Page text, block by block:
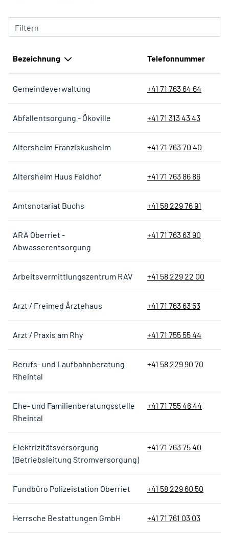
Filtern
Bezeichnung Telefonnummer
Gemeindeverwaltung +41 71 763 64 64
Abfallentsorgung - Ökoville +41 71 313 43 43
Altersheim Franziskusheim +41 71 763 70 40
Altersheim Huus Feldhof +41 71 763 86 86
Amtsnotariat Buchs +41 58 229 76 91
ARA Oberriet -
Abwasserentsorgung
+41 71 763 63 90
Arbeitsvermittlungszentrum RAV +41 58 229 22 00
Arzt / Freimed Ärztehaus +41 71 763 63 53
Arzt / Praxis am Rhy +41 71 755 55 44
Berufs- und Laufbahnberatung
Rheintal
+41 58 229 90 70
Ehe- und Familienberatungsstelle
Rheintal
+41 71 755 46 44
Elektrizitätsversorgung
(Betriebsleitung Stromversorgung)
+41 71 763 75 40
Fundbüro Polizeistation Oberriet +41 58 229 60 50
Herrsche Bestattungen GmbH +41 71 761 03 03